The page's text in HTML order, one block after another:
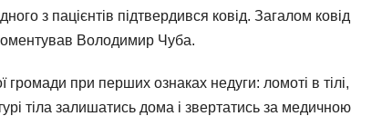
з пацієнтів підтвердився ковід. Загалом ковід
Володимир Чуба.
при перших ознаках недуги: ломоті в тілі,
тіла залишатись дома і звертатись за медичною